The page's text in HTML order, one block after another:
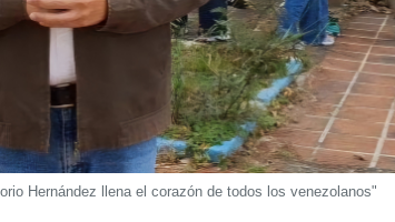
Hernández llena el corazón de todos los venezolanos"